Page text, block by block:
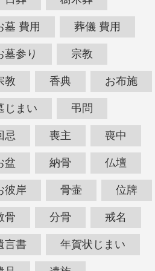
墓 費用 葬儀 費用
墓参り 宗教
教 香典 お布施
じまい 弔問
忌 喪主 喪中
盆 納骨 仏壇
彼岸 骨壷 位牌
骨 分骨 戒名
言書 年賀状じまい